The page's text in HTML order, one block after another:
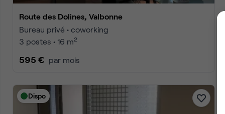
Route des Dolines, Valbonne
Bureau privé • coworking
3 postes • 16 m2
595 € par mois
Dispo